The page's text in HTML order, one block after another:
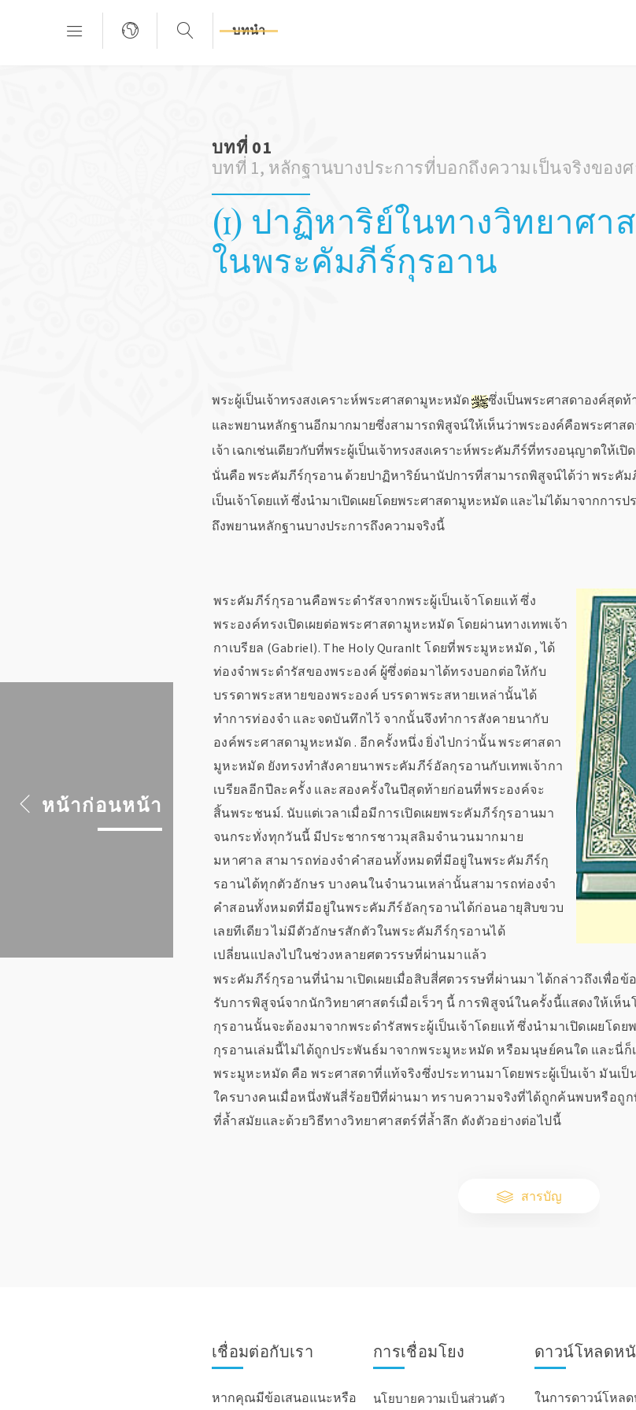
บทนำ
บทที่ 01
บทที่ 1, หลักฐานบางประการที่บอกถึงความเป็นจริงของ
(1) ปาฏิหาริย์ในทางวิทยาศา
ในพระคัมภีร์กุรอาน
พระผู้เป็นเจ้าทรงสงเคราะห์พระศาสดามูหะหมัด
ซึ่งเป็นพระศาสดาองค์สุด
และพยานหลักฐานอีกมากมายซึ่งสามารถพิสูจน์ให้เห็นว่าพระองค์คือพระศาส
เจ้า เฉกเช่นเดียวกับที่พระผู้เป็นเจ้าทรงสงเคราะห์พระคัมภีร์ที่ทรงอนุญาตให้เปิ
นั่นคือ พระคัมภีร์กุรอาน ด้วยปาฏิหาริย์นานัปการที่สามารถพิสูจน์ได้ว่า พระคั
เป็นเจ้าโดยแท้ ซึ่งนำมาเปิดเผยโดยพระศาสดามูหะหมัด และไม่ได้มาจากกา
ถึงพยานหลักฐานบางประการถึงความจริงนี้
พระคัมภีร์กุรอานคือพระดำรัสจากพระผู้เป็นเจ้าโดยแท้ ซึ่ง
พระองค์ทรงเปิดเผยต่อพระศาสดามูหะหมัด โดยผ่านทางเทพเจ้า
กาเบรียล (Gabriel). The Holy QuranIt โดยที่พระมูหะหมัด , ได้
ท่องจำพระดำรัสของพระองค์ ผู้ซึ่งต่อมาได้ทรงบอกต่อให้กับ
บรรดาพระสหายของพระองค์ บรรดาพระสหายเหล่านั้นได้
ทำการท่องจำ และจดบันทึกไว้ จากนั้นจึงทำการสังคายนากับ
องค์พระศาสดามูหะหมัด . อีกครั้งหนึ่ง ยิ่งไปกว่านั้น พระศาสดา
มูหะหมัด ยังทรงทำสังคายนาพระคัมภีร์อัลกุรอานกับเทพเจ้ากา
เบรียลอีกปีละครั้ง และสองครั้งในปีสุดท้ายก่อนที่พระองค์จะ
สิ้นพระชนม์. นับแต่เวลาเมื่อมีการเปิดเผยพระคัมภีร์กุรอานมา
จนกระทั่งทุกวันนี้ มีประชากรชาวมุสลิมจำนวนมากมาย
มหาศาล สามารถท่องจำคำสอนทั้งหมดที่มีอยู่ในพระคัมภีร์กุ
รอานได้ทุกตัวอักษร บางคนในจำนวนเหล่านั้นสามารถท่องจำ
คำสอนทั้งหมดที่มีอยู่ในพระคัมภีร์อัลกุรอานได้ก่อนอายุสิบขวบ
เลยทีเดียว ไม่มีตัวอักษรสักตัวในพระคัมภีร์กุรอานได้
เปลี่ยนแปลงไปในช่วงหลายศตวรรษที่ผ่านมาแล้ว
พระคัมภีร์กุรอานที่นำมาเปิดเผยเมื่อสิบสี่ศตวรรษที่ผ่านมา ได้กล่าวถึงเพื่อข้
รับการพิสูจน์จากนักวิทยาศาสตร์เมื่อเร็วๆ นี้ การพิสูจน์ในครั้งนี้แสดงให้เห็
กุรอานนั้นจะต้องมาจากพระดำรัสพระผู้เป็นเจ้าโดยแท้ ซึ่งนำมาเปิดเผยโด
กุรอานเล่มนี้ไม่ได้ถูกประพันธ์มาจากพระมูหะหมัด หรือมนุษย์คนใด และนี่ก็
พระมูหะหมัด คือ พระศาสดาที่แท้จริงซึ่งประทานมาโดยพระผู้เป็นเจ้า มันเป็
ใครบางคนเมื่อหนึ่งพันสี่ร้อยปีที่ผ่านมา ทราบความจริงที่ได้ถูกค้นพบหรือถู
ที่ล้ำสมัยและด้วยวิธีทางวิทยาศาสตร์ที่ล้ำลึก ดังตัวอย่างต่อไปนี้
สารบัญ
หน้าก่อนหน้า
เชื่อมต่อกับเรา
หากคุณมีข้อเสนอแนะหรือ
การเชื่อมโยง
นโยบายความเป็นส่วนตัว
ดาวน์โหลดห
ในการดาวน์โหล